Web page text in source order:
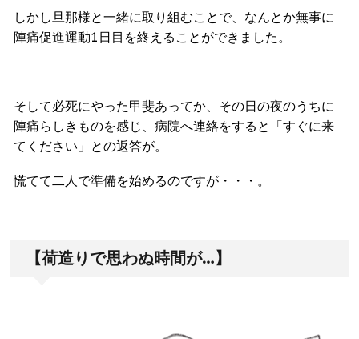
しかし旦那様と一緒に取り組むことで、なんとか無事に
陣痛促進運動1日目を終えることができました。
そして必死にやった甲斐あってか、その日の夜のうちに
陣痛らしきものを感じ、病院へ連絡をすると「すぐに来
てください」との返答が。
慌てて二人で準備を始めるのですが・・・。
【荷造りで思わぬ時間が…】